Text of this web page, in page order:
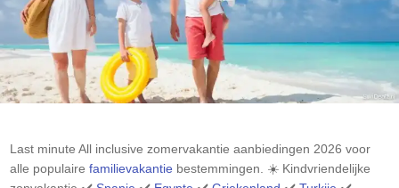
Last minute All inclusive zomervakantie aanbiedingen 2026 voor
alle populaire familievakantie bestemmingen. ☀️ Kindvriendelijke